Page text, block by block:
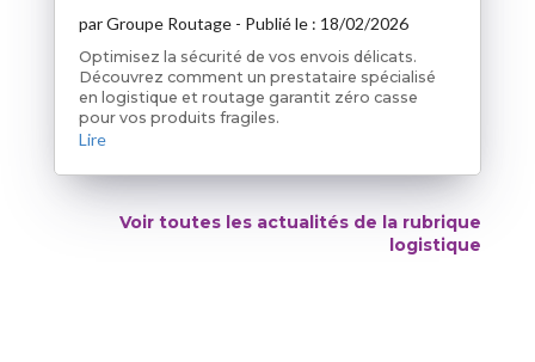
parGroupe Routage- Publié le : 18/02/2026
Optimisez la sécurité de vos envois délicats.
Découvrez comment un prestataire spécialisé
en logistique et routage garantit zéro casse
pour vos produits fragiles.
Lire
Voir toutes les actualités de la rubrique
logistique